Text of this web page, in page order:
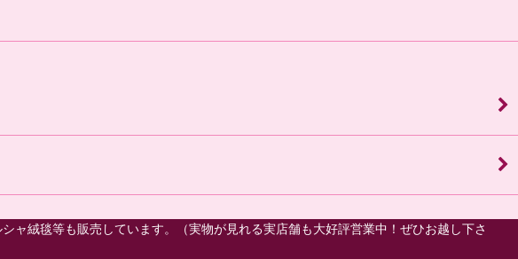
絨毯等も販売しています。（実物が見れる実店舗も大好評営業中！ぜひお越し下さ